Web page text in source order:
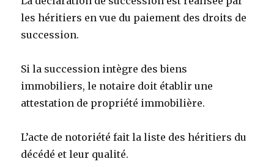
les héritiers en vue du paiement des droits de
succession.
Si la succession intègre des biens
immobiliers, le notaire doit établir une
attestation de propriété immobilière.
L’acte de notoriété fait la liste des héritiers du
décédé et leur qualité.